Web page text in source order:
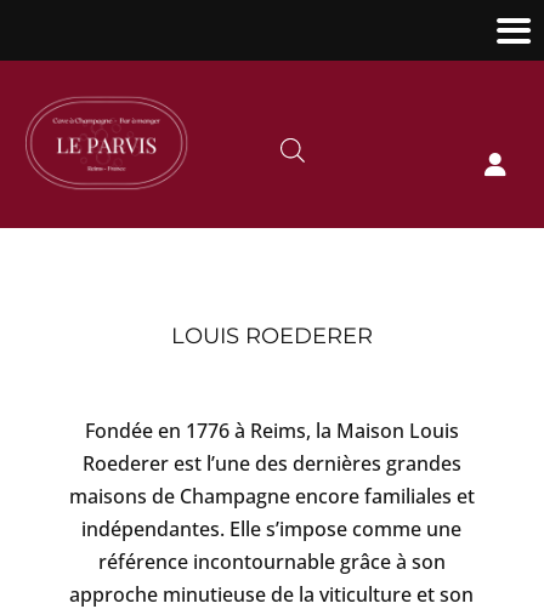

LOUIS ROEDERER
Fondée en 1776 à Reims, la Maison Louis
Roederer est l’une des dernières grandes
maisons de Champagne encore familiales et
indépendantes. Elle s’impose comme une
référence incontournable grâce à son
approche minutieuse de la viticulture et son